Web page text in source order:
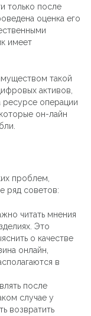
только после
оценка его
имеет
такой
активов,
операции
он-лайн
проблем,
ряд советов:
читать мнения
Это
о качестве
онлайн,
в
после
случае у
возвратить